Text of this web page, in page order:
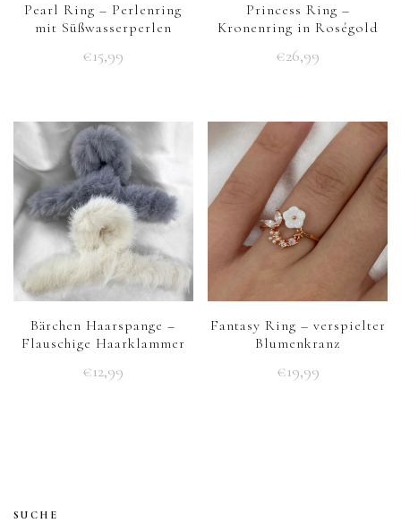
Pearl Ring – Perlenring
mit Süßwasserperlen
€15,99
Princess Ring –
Kronenring in Roségold
€26,99
Bärchen Haarspange –
Flauschige Haarklammer
€12,99
Fantasy Ring – verspielter
Blumenkranz
€19,99
SUCHE